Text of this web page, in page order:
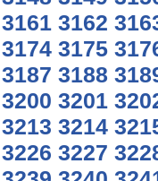
3161 3162
3174 3175
3187 3188
3200 3201
3213 3214
3226 3227